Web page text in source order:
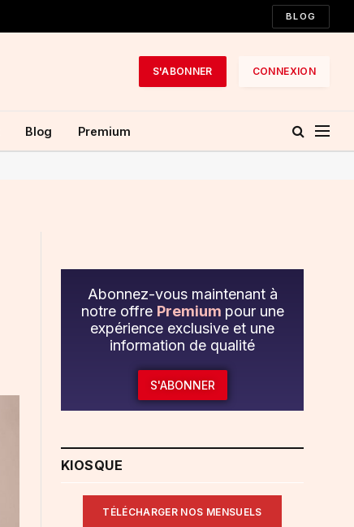
BLOG
S'ABONNER CONNEXION
Blog Premium
Abonnez-vous maintenant à
notre offre Premium pour une
expérience exclusive et une
information de qualité
S'ABONNER
KIOSQUE
TÉLÉCHARGER NOS MENSUELS